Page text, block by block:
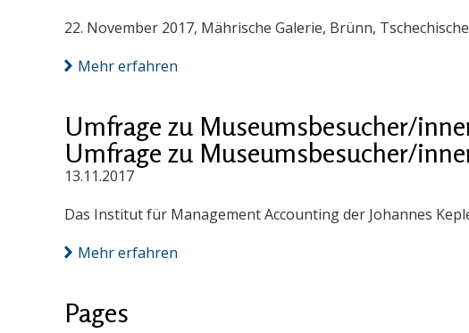
22. November 2017, Mährische Galerie, Brünn,
Mehr erfahren
Umfrage zu Museumsbesucher/
Umfrage zu Museumsbesucher/
13.11.2017
Das Institut für Management Accounting der Johannes
Mehr erfahren
Pages